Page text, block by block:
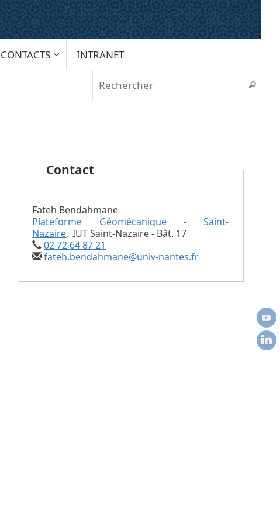
CONTACTS INTRANET
Contact
Fateh Bendahmane
Plateforme Géomécanique - Saint-
Nazaire, IUT Saint-Nazaire - Bât. 17
02 72 64 87 21
fateh.bendahmane@univ-nantes.fr